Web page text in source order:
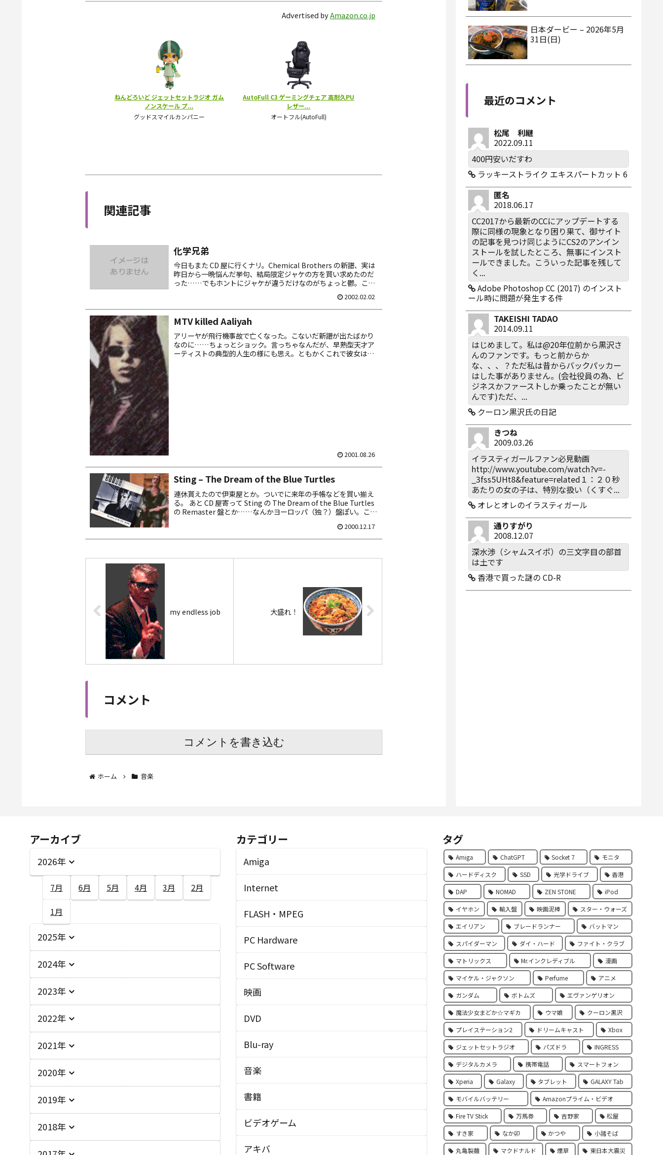
Advertised byAmazon.co.jp
関連記事
化学兄弟
今日もまた CD 屋に行くナリ。Chemical Brothers の新譜、実は
昨日から一晩悩んだ挙句、結局限定ジャケの方を買い求めたのだ
った……でもホントにジャケが違うだけなのがちょっと鬱。この
2002.02.02
MTV killed Aaliyah
アリーヤが飛行機事故で亡くなった。こないだ新譜が出たばかり
なのに……ちょっとショック。言っちゃなんだが、早熟型天才ア
ーティストの典型的人生の様にも思え。ともかくこれで彼女は伝
2001.08.26
Sting – The Dream of the Blue Turtles
連休貰えたので伊東屋とか。ついでに来年の手帳などを買い揃え
る。 あと CD 屋寄って Sting の The Dream of the Blue Turtles
の Remaster 盤とか……なんかヨーロッパ（独？）盤ぽい。これ
2000.12.17
my endless job 大盛れ！
コメント
コメントを書き込む
ホーム 音楽
日本ダービー – 2026年5月
31日(日)
最近のコメント
松尾 利継
2022.09.11
400円安いだすわ
ラッキーストライク エキスパートカット 6
匿名
2018.06.17
CC2017から最新のCCにアップデートする
際に同様の現象となり困り果て、御サイト
の記事を見つけ同じようにCS2のアンイン
ストールを試したところ、無事にインスト
ールできました。こういった記事を残して
く...
Adobe Photoshop CC (2017) のインスト
ール時に問題が発生する件
TAKEISHI TADAO
2014.09.11
はじめまして。私は@20年位前から黒沢さ
んのファンです。もっと前からか
な、、、？ただ私は昔からバックパッカー
はした事がありません。(会社役員の為、ビ
ジネスかファーストしか乗ったことが無い
んです)ただ、...
クーロン黒沢氏の日記
きつね
2009.03.26
イラスティガールファン必見動画
http://www.youtube.com/watch?v=-
_3fss5UHt8&feature=related１：２０秒
あたりの女の子は、特別な扱い（くすぐ...
オレとオレのイラスティガール
通りすがり
2008.12.07
深水渉（シャムスイポ）の三文字目の部首
は土です
香港で買った謎の CD-R
アーカイブ
2026年
7月 6月 5月 4月 3月 2月
1月
2025年
2024年
2023年
2022年
2021年
2020年
2019年
2018年
カテゴリー
Amiga
Internet
FLASH・MPEG
PC Hardware
PC Software
映画
DVD
Blu-ray
音楽
書籍
ビデオゲーム
アキバ
タグ
Amiga ChatGPT Socket 7 モニタ
ハードディスク SSD 光学ドライブ 香港
DAP NOMAD ZEN STONE iPod
イヤホン 輸入盤 映画泥棒 スター・ウォーズ
エイリアン ブレードランナー バットマン
スパイダーマン ダイ・ハード ファイト・クラブ
マトリックス Mr.インクレディブル 漫画
マイケル・ジャクソン Perfume アニメ
ガンダム ボトムズ エヴァンゲリオン
魔法少女まどか☆マギカ ウマ娘 クーロン黒沢
プレイステーション2 ドリームキャスト Xbox
ジェットセットラジオ パズドラ INGRESS
デジタルカメラ 携帯電話 スマートフォン
Xperia Galaxy タブレット GALAXY Tab
モバイルバッテリー Amazonプライム・ビデオ
Fire TV Stick 万馬券 吉野家 松屋
すき家 なか卯 かつや 小諸そば
丸亀製麵 マクドナルド 煙草 東日本大震災